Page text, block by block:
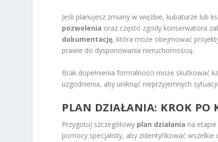
Jeśli planujesz zmiany w więźbie, kubaturze lub
pozwolenia oraz często zgody konserwatora
dokumentację, która może obejmować
prawie do dysponowania nieruchomością.
Brak dopełnienia formalności może skutkować
uzgodnienia, aby uniknąć nieprzyjemnych
PLAN DZIAŁANIA: KROK PO
Przygotuj szczegółowy plan działania na
pomocy specjalisty, aby zidentyfikować wszelkie